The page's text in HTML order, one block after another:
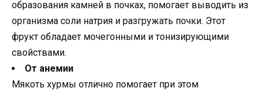
образования камней в почках, помогает выводить из
организма соли натрия и разгружать почки. Этот
фрукт обладает мочегонными и тонизирующими
свойствами.
От анемии
Мякоть хурмы отлично помогает при этом